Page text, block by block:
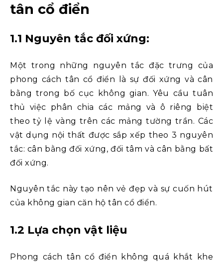
tân cổ điển
1.1 Nguyên tắc đối xứng:
Một trong những nguyên tắc đặc trưng của
phong cách tân cổ điển là sự đối xứng và cân
bằng trong bố cục không gian. Yêu cầu tuân
thủ việc phân chia các mảng và ô riêng biệt
theo tỷ lệ vàng trên các mảng tường trần. Các
vật dụng nội thất được sắp xếp theo 3 nguyên
tắc: cân bằng đối xứng, đối tâm và cân bằng bất
đối xứng.
Nguyên tắc này tạo nên vẻ đẹp và sự cuốn hút
của không gian căn hộ tân cổ điển.
1.2 Lựa chọn vật liệu
Phong cách tân cổ điển không quá khắt khe